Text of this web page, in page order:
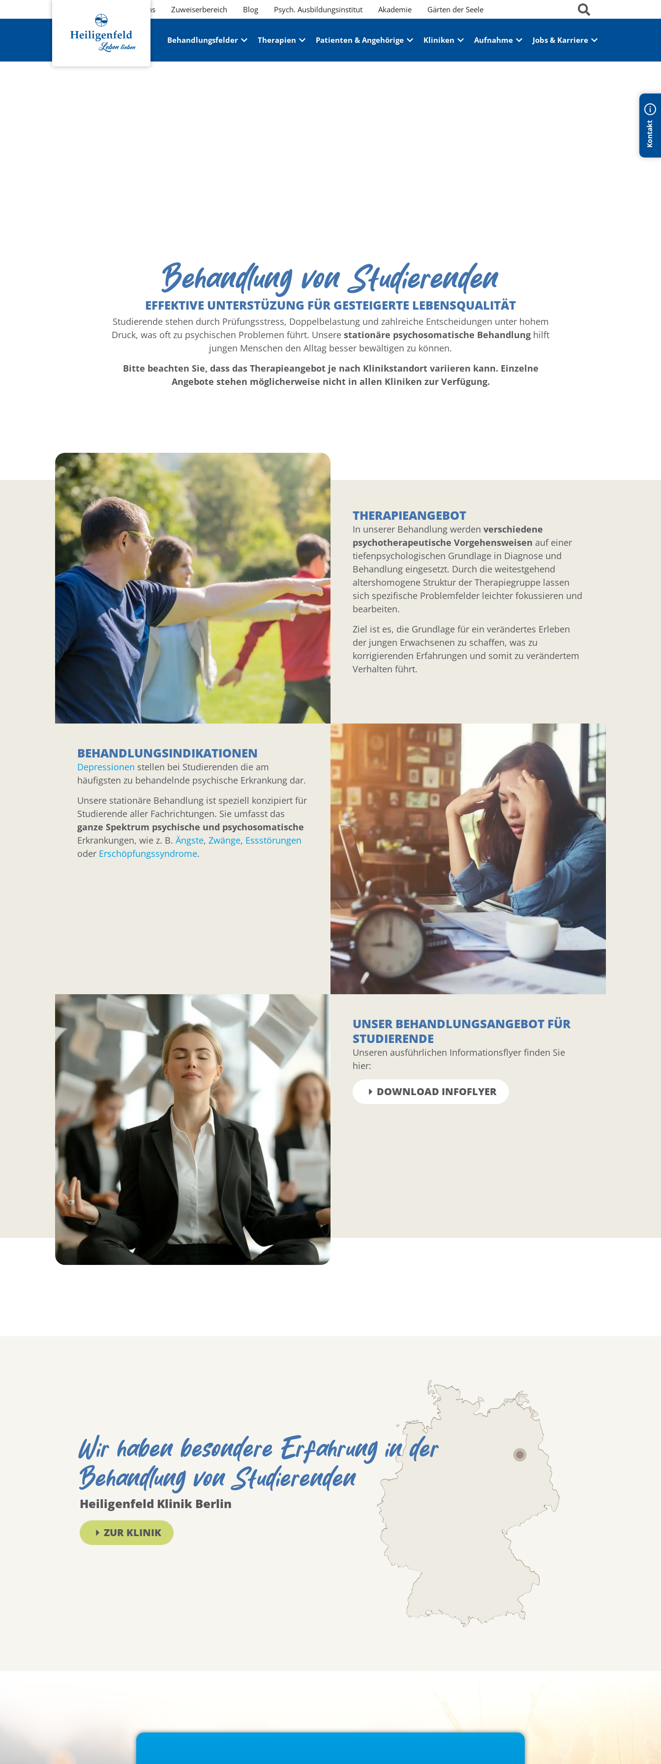
Kontakt
Über uns Zuweiserbereich Blog Psych. Ausbildungsinstitut Akademie Gärten der Seele
Behandlungsfelder Therapien Patienten & Angehörige Kliniken Aufnahme Jobs & Karriere
Behandlung von Studierenden
EFFEKTIVE UNTERSTÜZUNG FÜR GESTEIGERTE LEBENSQUALITÄT
Studierende stehen durch Prüfungsstress, Doppelbelastung und zahlreiche Entscheidungen unter hohem
Druck, was oft zu psychischen Problemen führt. Unsere stationäre psychosomatische Behandlung hilft
jungen Menschen den Alltag besser bewältigen zu können.
Bitte beachten Sie, dass das Therapieangebot je nach Klinikstandort variieren kann. Einzelne
Angebote stehen möglicherweise nicht in allen Kliniken zur Verfügung.
THERAPIEANGEBOT
In unserer Behandlung werden verschiedene
psychotherapeutische Vorgehensweisen auf einer
tiefenpsychologischen Grundlage in Diagnose und
Behandlung eingesetzt. Durch die weitestgehend
altershomogene Struktur der Therapiegruppe lassen
sich spezifische Problemfelder leichter fokussieren und
bearbeiten.
Ziel ist es, die Grundlage für ein verändertes Erleben
der jungen Erwachsenen zu schaffen, was zu
korrigierenden Erfahrungen und somit zu verändertem
Verhalten führt.
BEHANDLUNGSINDIKATIONEN
Depressionen stellen bei Studierenden die am
häufigsten zu behandelnde psychische Erkrankung dar.
Unsere stationäre Behandlung ist speziell konzipiert für
Studierende aller Fachrichtungen. Sie umfasst das
ganze Spektrum psychische und psychosomatische
Erkrankungen, wie z. B. Ängste, Zwänge, Essstörungen
oder Erschöpfungssyndrome.
UNSER BEHANDLUNGSANGEBOT FÜR
STUDIERENDE
Unseren ausführlichen Informationsflyer finden Sie
hier:
DOWNLOAD INFOFLYER
Wir haben besondere Erfahrung in der
Behandlung von Studierenden
Heiligenfeld Klinik Berlin
ZUR KLINIK